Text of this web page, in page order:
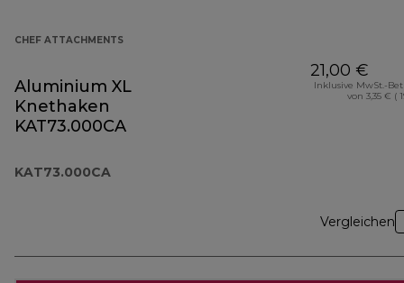
CHEF ATTACHMENTS
Aluminium XL
Knethaken
KAT73.000CA
KAT73.000CA
21,00 €
Inklusive MwSt.-
von 3,35 € (
Vergleichen